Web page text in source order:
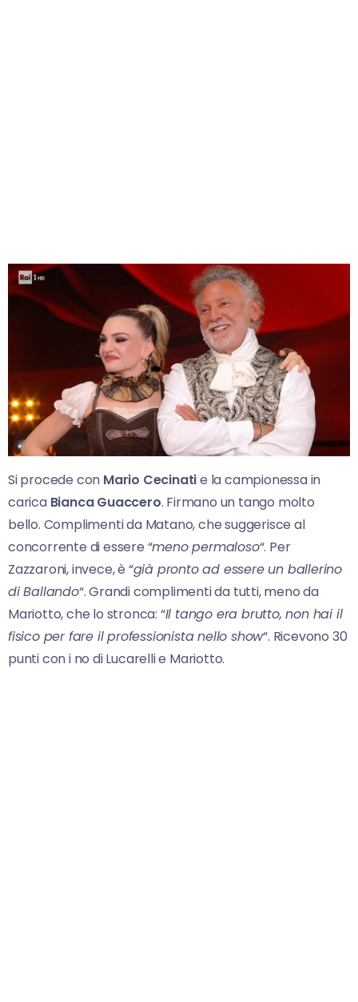
Si procede con Mario Cecinatie la campionessa in
carica Bianca Guaccero. Firmano un tango molto
bello. Complimenti da Matano, che suggerisce al
concorrente di essere “meno permaloso“. Per
Zazzaroni, invece, è “già pronto ad essere un ballerino
di Ballando“. Grandi complimenti da tutti, meno da
Mariotto, che lo stronca: “Il tango era brutto, non hai il
fisico per fare il professionista nello show“. Ricevono 30
punti con i no di Lucarelli e Mariotto.